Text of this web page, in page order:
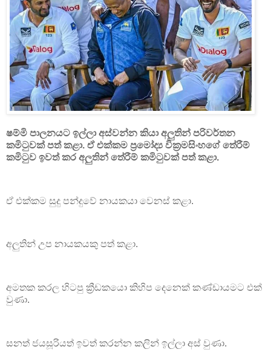
ෂම්මි පාලනයට ඉල්ලා අස්වන්න කියා අලුතින් පරිවර්තන
කමිටුවක් පත් කළා. ඒ එක්කම ප්‍රමෝද්‍ය වික්‍රමසිංහගේ තේරීම්
කමිටුව ඉවත් කර අලුතින් තේරීම් කමිටුවක් පත් කළා.
ඒ එක්කම සුදු පන්දුවේ නායකයා වෙනස් කළා.
අලුතින් උප නායකයකු පත් කළා.
අමතක කරල හිටපු ක්‍රීඩකයො කිහිප දෙනෙක් කණ්ඩායමට එක්
වුණා.
සනත් ජයසූරියත් ඉවත් කරන්න කලින් ඉල්ලා අස් වුණා.